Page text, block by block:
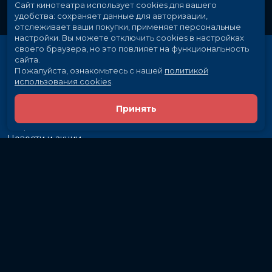
Скоро в кино
Новости и акции
Сайт кинотеатра использует cookies для вашего
удобства: сохраняет данные для авторизации,
отслеживает ваши покупки, применяет персональные
настройки. Вы можете отключить cookies в настройках
своего браузера, но это повлияет на функциональность
сайта.
Пожалуйста, ознакомьтесь с нашей политикой
использования cookies
Принять